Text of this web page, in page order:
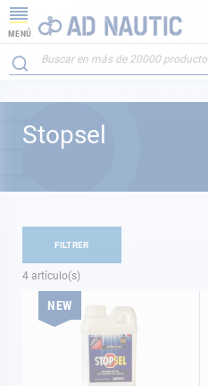
MENÚ
Stopsel
4 artículo(s)
NEW
FILTRER